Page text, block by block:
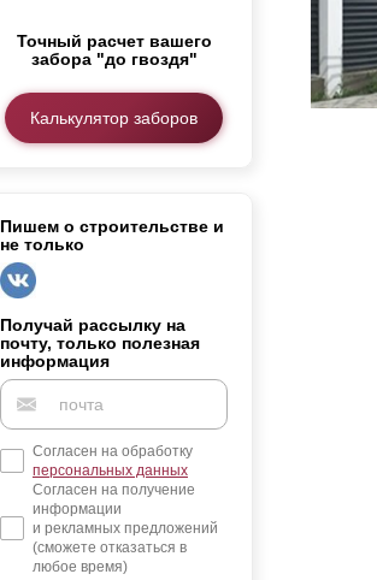
Элитные заборы для коттеджей
Забор на участок 10 соток
Заборы и ограждения для дома
Точный расчет вашего
забора "до гвоздя"
Калькулятор заборов
Пишем о строительстве и
не только
Получай рассылку на
почту, только полезная
информация
Согласен на обработку
персональных данных
Согласен на получение
информации
и рекламных предложений
(сможете отказаться в
любое время)